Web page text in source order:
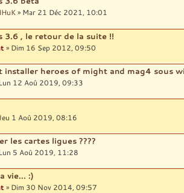
» Mar 21 Déc 2021, 10:01
3.6 , le retour de la suite !!
» Dim 16 Sep 2012, 09:50
installer heroes of might and mag4 sous
12 Aoû 2019, 09:33
1 Aoû 2019, 08:16
les cartes ligues ????
5 Aoû 2019, 11:28
vie... :)
» Dim 30 Nov 2014, 09:57